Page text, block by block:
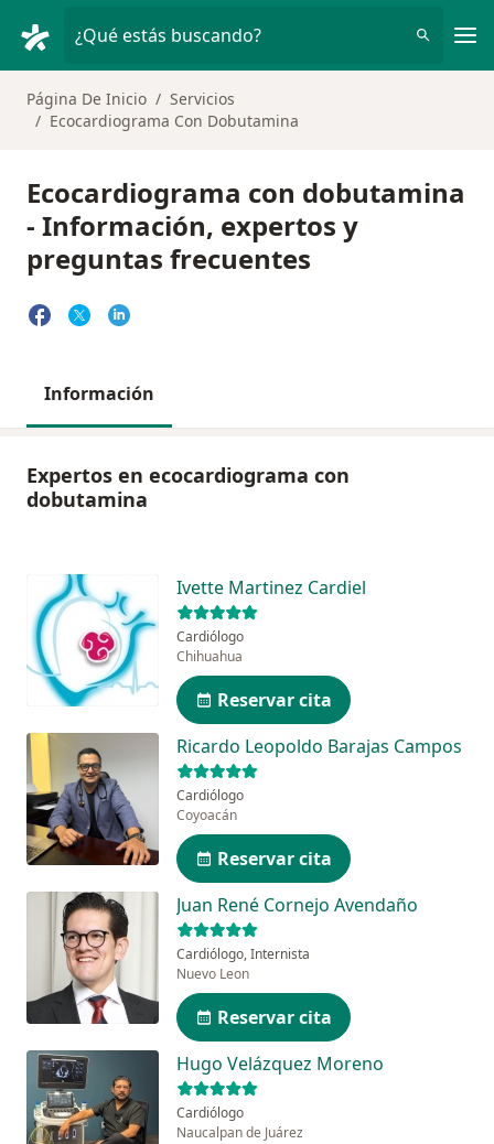
¿Qué estás buscando?
Página De Inicio
Servicios
Ecocardiograma Con Dobutamina
Ecocardiograma con dobutamina
- Información, expertos y
preguntas frecuentes
Información
Expertos en ecocardiograma con
dobutamina
Ivette Martinez Cardiel
Cardiólogo
Chihuahua
Reservar cita
Ricardo Leopoldo Barajas Campos
Cardiólogo
Coyoacán
Reservar cita
Juan René Cornejo Avendaño
Cardiólogo, Internista
Nuevo Leon
Reservar cita
Hugo Velázquez Moreno
Cardiólogo
Naucalpan de Juárez